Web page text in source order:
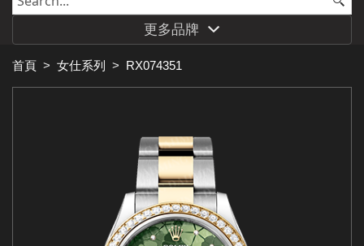
更多品牌
首頁 > 女仕系列 > RX074351